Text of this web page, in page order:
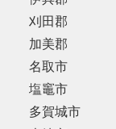
刈田郡
加美郡
名取市
塩竈市
多賀城市